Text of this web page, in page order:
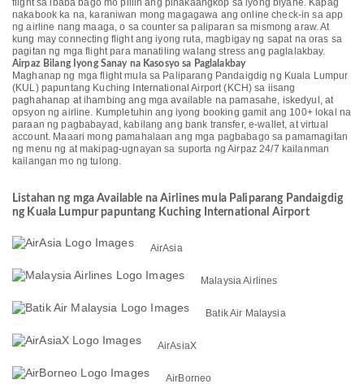
flight sa ibaba bago mo piliin ang pinakaangkop sa iyong biyahe. Kapag
nakabook ka na, karaniwan mong magagawa ang online check-in sa app
ng airline nang maaga, o sa counter sa paliparan sa mismong araw. At
kung may connecting flight ang iyong ruta, magbigay ng sapat na oras sa
pagitan ng mga flight para manatiling walang stress ang paglalakbay.
Airpaz Bilang Iyong Sanay na Kasosyo sa Paglalakbay
Maghanap ng mga flight mula sa Paliparang Pandaigdig ng Kuala Lumpur
(KUL) papuntang Kuching International Airport (KCH) sa iisang
paghahanap at ihambing ang mga available na pamasahe, iskedyul, at
opsyon ng airline. Kumpletuhin ang iyong booking gamit ang 100+ lokal na
paraan ng pagbabayad, kabilang ang bank transfer, e-wallet, at virtual
account. Maaari mong pamahalaan ang mga pagbabago sa pamamagitan
ng menu ng at makipag-ugnayan sa suporta ng Airpaz 24/7 kailanman
kailangan mo ng tulong.
Listahan ng mga Available na Airlines mula Paliparang Pandaigdig
ng Kuala Lumpur papuntang Kuching International Airport
AirAsia
Malaysia Airlines
Batik Air Malaysia
AirAsiaX
AirBorneo